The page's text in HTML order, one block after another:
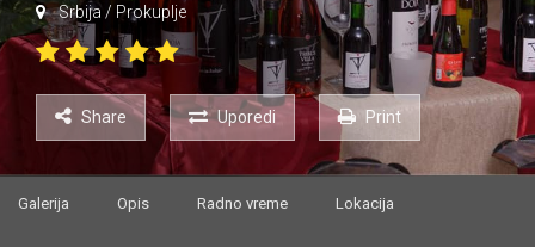
Srbija / Prokuplje
Share Uporedi Print
Galerija Opis Radno vreme Lokacija